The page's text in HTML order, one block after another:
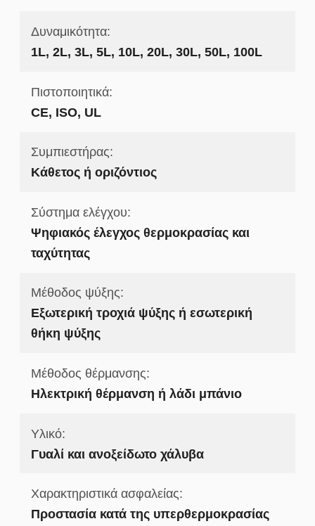
Δυναμικότητα:
1L, 2L, 3L, 5L, 10L, 20L, 30L, 50L, 100L
Πιστοποιητικά:
CE, ISO, UL
Συμπιεστήρας:
Κάθετος ή οριζόντιος
Σύστημα ελέγχου:
Ψηφιακός έλεγχος θερμοκρασίας και
ταχύτητας
Μέθοδος ψύξης:
Εξωτερική τροχιά ψύξης ή εσωτερική
θήκη ψύξης
Μέθοδος θέρμανσης:
Ηλεκτρική θέρμανση ή λάδι μπάνιο
Υλικό:
Γυαλί και ανοξείδωτο χάλυβα
Χαρακτηριστικά ασφαλείας:
Προστασία κατά της υπερθερμοκρασίας